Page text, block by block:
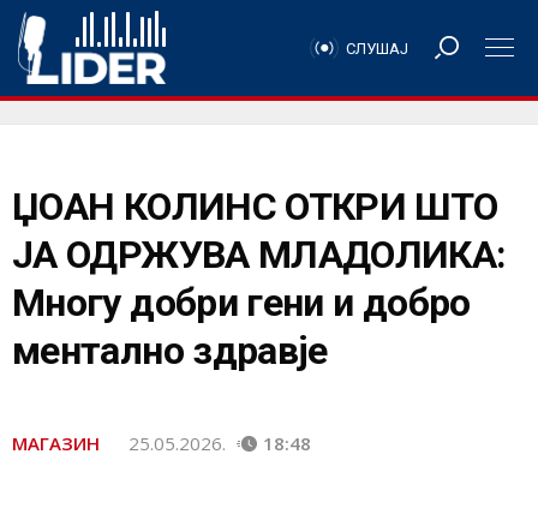
СЛУШАЈ
ЏОАН КОЛИНС ОТКРИ ШТО
ЈА ОДРЖУВА МЛАДОЛИКА:
Многу добри гени и добро
ментално здравје
МАГАЗИН 25.05.2026. 18:48